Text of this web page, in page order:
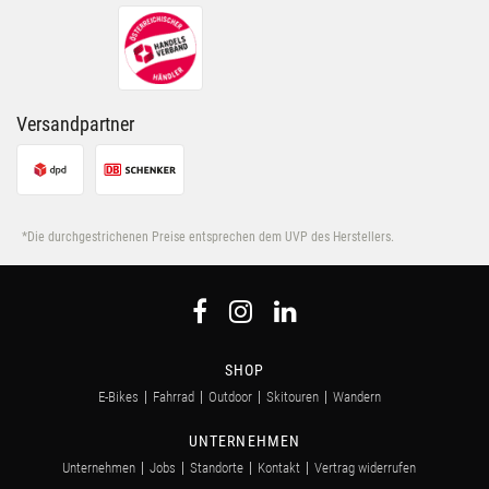
Nutzung der Dienste gesammelt haben.
Versandpartner
*Die durchgestrichenen Preise entsprechen dem UVP des Herstellers.
SHOP
E-Bikes Fahrrad Outdoor Skitouren Wandern
UNTERNEHMEN
Unternehmen Jobs Standorte Kontakt Vertrag widerrufen